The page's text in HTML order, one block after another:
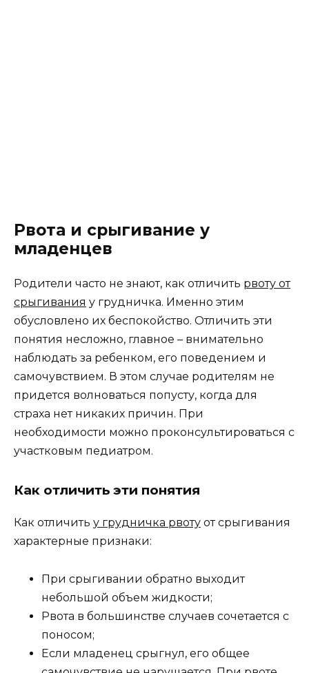
Рвота и срыгивание у
младенцев
Родители часто не знают, как отличить рвоту от
срыгивания у грудничка. Именно этим
обусловлено их беспокойство. Отличить эти
понятия несложно, главное – внимательно
наблюдать за ребенком, его поведением и
самочувствием. В этом случае родителям не
придется волноваться попусту, когда для
страха нет никаких причин. При
необходимости можно проконсультироваться с
участковым педиатром.
Как отличить эти понятия
Как отличить у грудничка рвоту от срыгивания
характерные признаки:
При срыгивании обратно выходит
небольшой объем жидкости;
Рвота в большинстве случаев сочетается с
поносом;
Если младенец срыгнул, его общее